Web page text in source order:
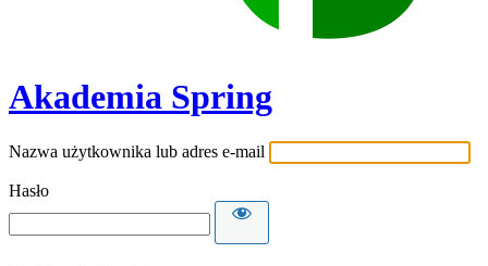
Akademia Spring
Nazwa użytkownika lub adres e-mail
Hasło